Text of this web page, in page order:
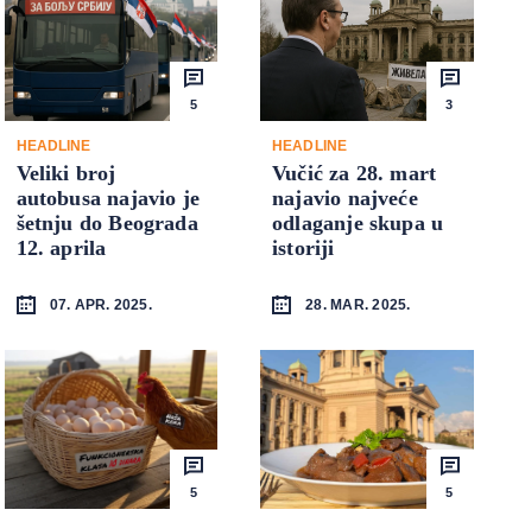
5
HEADLINE
Veliki broj
autobusa najavio je
šetnju do Beograda
12. aprila
07. APR. 2025.
3
HEADLINE
Vučić za 28. mart
najavio najveće
odlaganje skupa u
istoriji
28. MAR. 2025.
5 5